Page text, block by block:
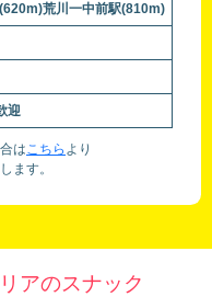
荒川一中前駅(810m)
迎
はこちら より
ます。
アのスナック